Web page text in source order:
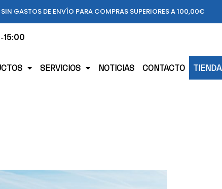
SIN GASTOS DE ENVÍO PARA COMPRAS SUPERIORES A 100,00€
15:00
SERVICIOS NOTICIAS CONTACTO TIENDA